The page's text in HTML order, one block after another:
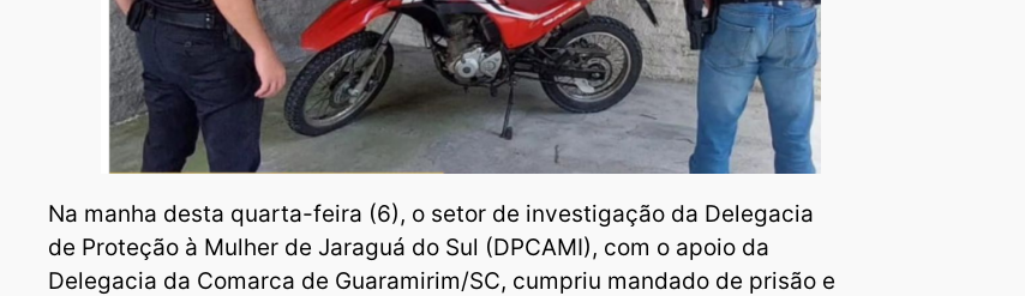
Na manha desta quarta-feira (6), o setor de investigação da Delegacia
de Proteção à Mulher de Jaraguá do Sul (DPCAMI), com o apoio da
Delegacia da Comarca de Guaramirim/SC, cumpriu mandado de prisão e